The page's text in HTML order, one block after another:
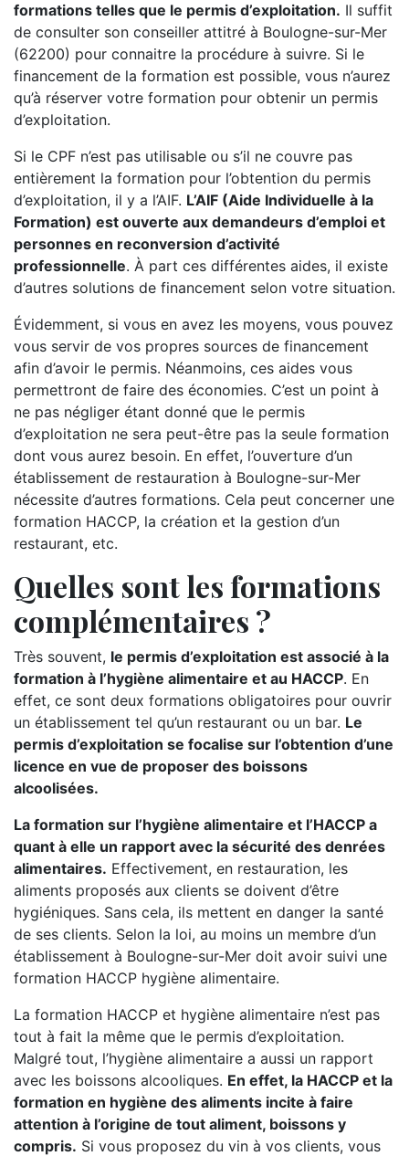
formations telles que le permis d’exploitation. Il suffit
de consulter son conseiller attitré à Boulogne-sur-Mer
(62200) pour connaitre la procédure à suivre. Si le
financement de la formation est possible, vous n’aurez
qu’à réserver votre formation pour obtenir un permis
d’exploitation.
Si le CPF n’est pas utilisable ou s’il ne couvre pas
entièrement la formation pour l’obtention du permis
d’exploitation, il y a l’AIF. L’AIF (Aide Individuelle à la
Formation) est ouverte aux demandeurs d’emploi et
personnes en reconversion d’activité
professionnelle. À part ces différentes aides, il existe
d’autres solutions de financement selon votre situation.
Évidemment, si vous en avez les moyens, vous pouvez
vous servir de vos propres sources de financement
afin d’avoir le permis. Néanmoins, ces aides vous
permettront de faire des économies. C’est un point à
ne pas négliger étant donné que le permis
d’exploitation ne sera peut-être pas la seule formation
dont vous aurez besoin. En effet, l’ouverture d’un
établissement de restauration à Boulogne-sur-Mer
nécessite d’autres formations. Cela peut concerner une
formation HACCP, la création et la gestion d’un
restaurant, etc.
Quelles sont les formations
complémentaires ?
Très souvent, le permis d’exploitation est associé à la
formation à l’hygiène alimentaire et au HACCP. En
effet, ce sont deux formations obligatoires pour ouvrir
un établissement tel qu’un restaurant ou un bar. Le
permis d’exploitation se focalise sur l’obtention d’une
licence en vue de proposer des boissons
alcoolisées.
La formation sur l’hygiène alimentaire et l’HACCP a
quant à elle un rapport avec la sécurité des denrées
alimentaires. Effectivement, en restauration, les
aliments proposés aux clients se doivent d’être
hygiéniques. Sans cela, ils mettent en danger la santé
de ses clients. Selon la loi, au moins un membre d’un
établissement à Boulogne-sur-Mer doit avoir suivi une
formation HACCP hygiène alimentaire.
La formation HACCP et hygiène alimentaire n’est pas
tout à fait la même que le permis d’exploitation.
Malgré tout, l’hygiène alimentaire a aussi un rapport
avec les boissons alcooliques. En effet, la HACCP et la
formation en hygiène des aliments incite à faire
attention à l’origine de tout aliment, boissons y
compris. Si vous proposez du vin à vos clients, vous